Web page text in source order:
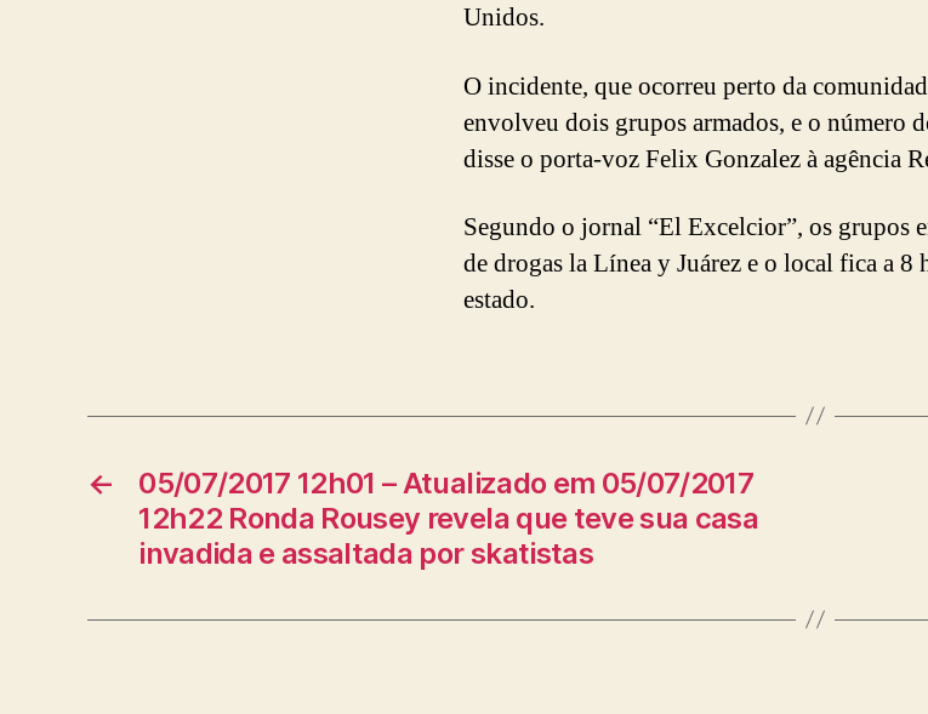
Unidos.
O incidente, que ocorreu perto da
envolveu dois grupos armados, e o número
disse o porta-voz Felix Gonzalez à agência
Segundo o jornal “El Excelcior”, os grupos
de drogas la Línea y Juárez e o local fica a 8
estado.
←
05/07/2017 12h01 – Atualizado em 05/07/2017
12h22 Ronda Rousey revela que teve sua casa
invadida e assaltada por skatistas